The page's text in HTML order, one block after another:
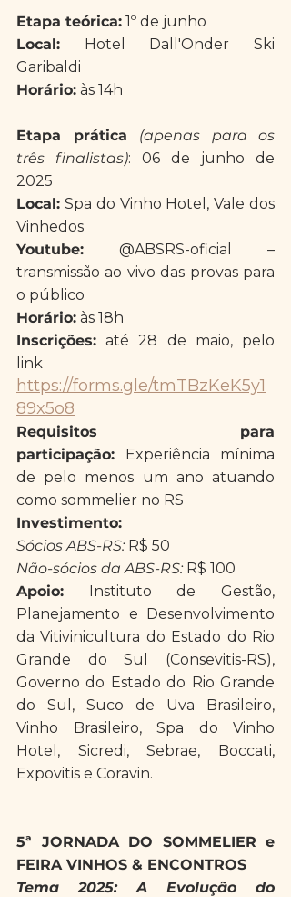
Etapa teórica: 1º de junho
Local: Hotel Dall'Onder Ski
Garibaldi
Horário: às 14h
Etapa prática (apenas para os
três finalistas): 06 de junho de
2025
Local: Spa do Vinho Hotel, Vale dos
Vinhedos
Youtube: @ABSRS-oficial –
transmissão ao vivo das provas para
o público
Horário: às 18h
Inscrições: até 28 de maio, pelo
link
https://forms.gle/tmTBzKeK5y1
89x5o8
Requisitos para
participação: Experiência mínima
de pelo menos um ano atuando
como sommelier no RS
Investimento:
Sócios ABS-RS: R$ 50
Não-sócios da ABS-RS: R$ 100
Apoio: Instituto de Gestão,
Planejamento e Desenvolvimento
da Vitivinicultura do Estado do Rio
Grande do Sul (Consevitis-RS),
Governo do Estado do Rio Grande
do Sul, Suco de Uva Brasileiro,
Vinho Brasileiro, Spa do Vinho
Hotel, Sicredi, Sebrae, Boccati,
Expovitis e Coravin.
5ª JORNADA DO SOMMELIER e
FEIRA VINHOS & ENCONTROS
Tema 2025: A Evolução do